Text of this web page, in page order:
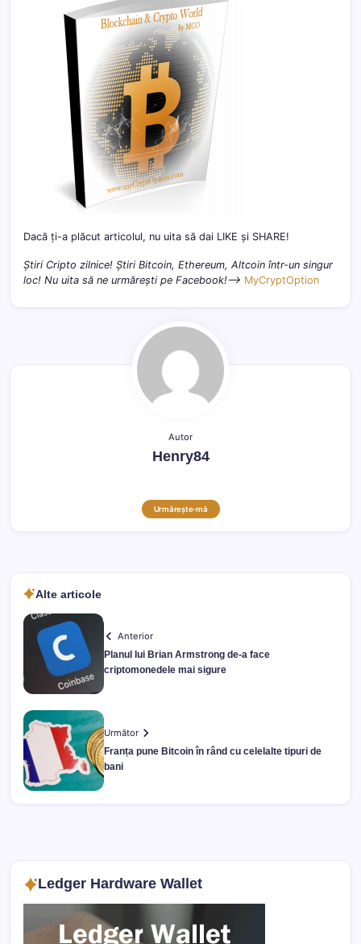
Dacă ți-a plăcut articolul, nu uita să dai LIKE și SHARE!
Știri Cripto zilnice! Știri Bitcoin, Ethereum, Altcoin într-un singur
loc! Nu uita să ne urmărești pe Facebook!–> MyCryptOption
Autor
Henry84
Urmărește-mă
Alte articole
Anterior
Planul lui Brian Armstrong de-a face
criptomonedele mai sigure
Următor
Franța pune Bitcoin în rând cu celelalte tipuri de
bani
Ledger Hardware Wallet